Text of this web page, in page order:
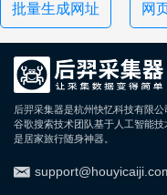
批量生成网址 网
后羿采集器是杭州快忆科技有限
谷歌搜索技术团队基于人工智能
是居家旅行随身神器。